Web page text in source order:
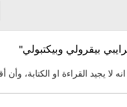
بيقرولي وبيكتبولي"
يجيد القراءة او الكتابة، وأن